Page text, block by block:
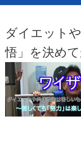
ダイエット
悟」を決め